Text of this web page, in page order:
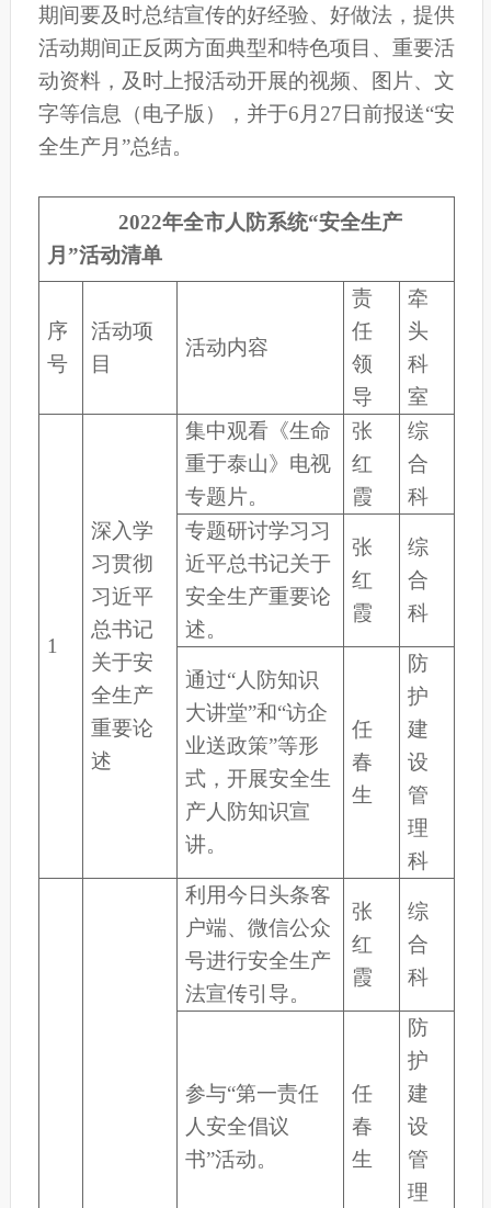
期间要及时总结宣传的好经验、好做法，提供
活动期间正反两方面典型和特色项目、重要活
动资料，及时上报活动开展的视频、图片、文
字等信息（电子版），并于6月27日前报送“安
全生产月”总结。
2022年全市人防系统“安全生产
月”活动清单
序
号
活动项
目
活动内容
责
任
领
导
牵
头
科
室
1
深入学
习贯彻
习近平
总书记
关于安
全生产
重要论
述
集中观看《生命
重于泰山》电视
专题片。
张
红
霞
综
合
科
专题研讨学习习
近平总书记关于
安全生产重要论
述。
张
红
霞
综
合
科
通过“人防知识
大讲堂”和“访企
业送政策”等形
式，开展安全生
产人防知识宣
讲。
任
春
生
防
护
建
设
管
理
科
利用今日头条客
户端、微信公众
号进行安全生产
法宣传引导。
张
红
霞
综
合
科
参与“第一责任
人安全倡议
书”活动。
任
春
生
防
护
建
设
管
理